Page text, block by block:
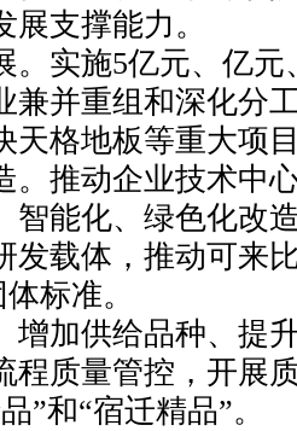
支撑能力。
。实施5亿元、亿
兼并重组和深化分
天格地板等重大项
。推动企业技术中
智能化、绿色化改
发载体，推动可来
标准。
增加供给品种、提
程质量管控，开展
”和“宿迁精品”。